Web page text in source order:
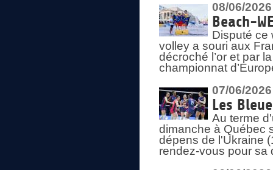
08/06/2026
Beach-
Disputé ce
volley a souri aux
décroché l’or et par
championnat
07/06/2026
Les
Au terme
dimanche à Québec
dépens de l'Ukraine
rendez-vous pour sa